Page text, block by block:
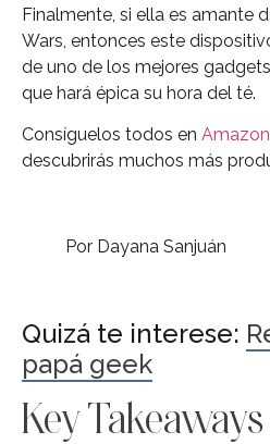
Finalmente, si ella es amante
Wars, entonces este
de uno de los mejores
que hará épica su hora del té.
Consíguelos todos en Amazon
descubrirás muchos más
Por Dayana Sanjuán
Quizá te interese:
papá geek
Key Takeaways